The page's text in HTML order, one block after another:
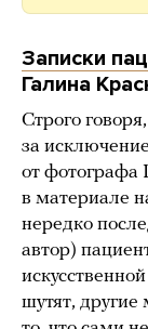
Записки
Галина
Строго
за
от фотографа
в материале
нередко
автор)
шутят, другие